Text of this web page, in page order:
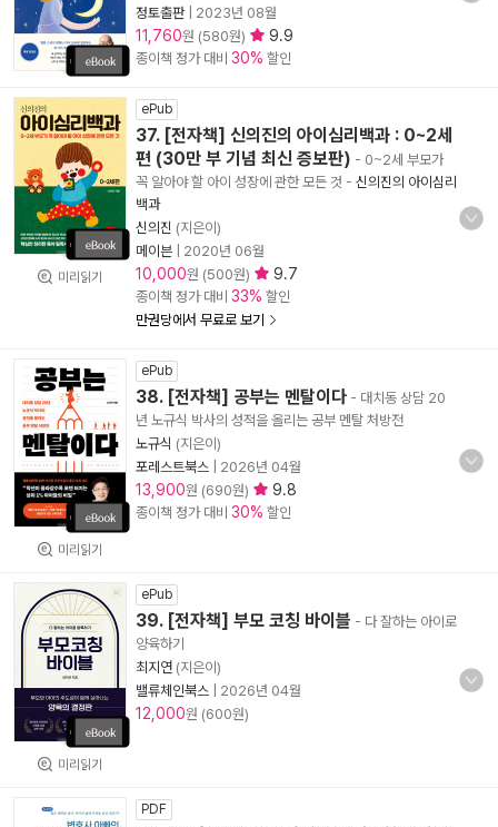
정토출판| 2023년 08월
11,760원 (580원) 9.9
종이책 정가 대비 30% 할인
미리읽기
ePub
37. [전자책] 신의진의 아이심리백과 : 0~2세
편 (30만 부 기념 최신 증보판) - 0~2세 부모가
꼭 알아야 할 아이 성장에 관한 모든 것 - 신의진의 아이심리
백과
신의진 (지은이)
메이븐
2020년 06월
10,000원 (500원) 9.7
종이책 정가 대비 33% 할인
만권당에서 무료로 보기
미리읽기
ePub
38. [전자책] 공부는 멘탈이다 - 대치동 상담 20
년 노규식 박사의 성적을 올리는 공부 멘탈 처방전
노규식 (지은이)
포레스트북스
2026년 04월
13,900원 (690원) 9.8
종이책 정가 대비 30% 할인
미리읽기
ePub
39. [전자책] 부모 코칭 바이블 - 다 잘하는 아이로
양육하기
최지연 (지은이)
밸류체인북스
2026년 04월
12,000원 (600원)
PDF